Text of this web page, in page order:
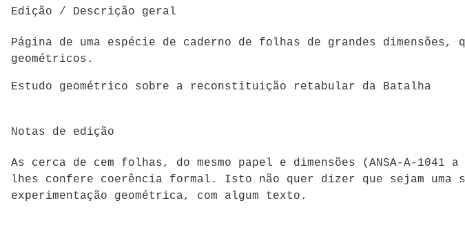
Edição / Descrição geral
Página de uma espécie de caderno de folhas de grandes dimensões,
geométricos.
Estudo geométrico sobre a reconstituição retabular da Batalha
Notas de edição
As cerca de cem folhas, do mesmo papel e dimensões (ANSA-A-
lhes confere coerência formal. Isto não quer dizer que sejam
experimentação geométrica, com algum texto.